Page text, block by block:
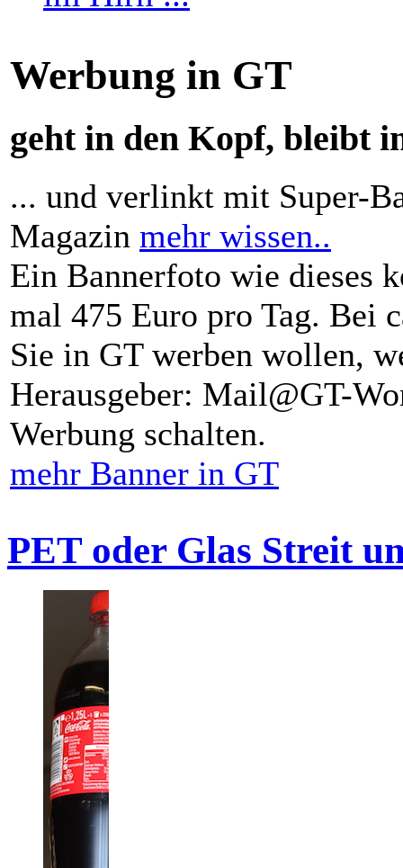
Werbung in GT
geht in den Kopf, bleibt
... und verlinkt mit Super-
Magazin mehr wissen..
Ein Bannerfoto wie dieses
mal 475 Euro pro Tag. Bei
Sie in GT werben wollen,
Herausgeber: Mail@GT-
Werbung schalten.
mehr Banner in GT
PET oder Glas Streit